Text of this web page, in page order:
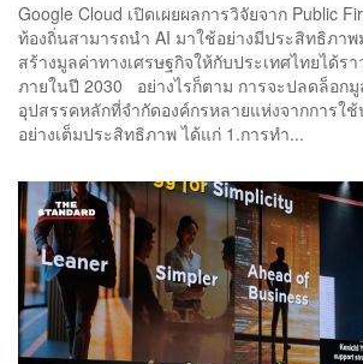
Google Cloud เปิดเผยผลการวิจัยจาก Public
ท้องถิ่นสามารถนำ AI มาใช้อย่างมีประสิทธิภา
สร้างมูลค่าทางเศรษฐกิจให้กับประเทศไทยได้ร
ภายในปี 2030 อย่างไรก็ตาม การจะปลดล็อกมู
อุปสรรคหลักที่จำกัดองค์กรหลายแห่งจากการใ
อย่างเต็มประสิทธิภาพ ได้แก่ 1.การทำ...